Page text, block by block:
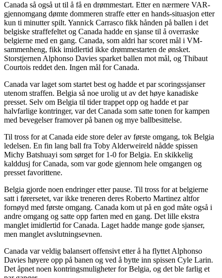
Canada så også ut til å få en drømmestart. Etter en nærmere VAR-
gjennomgang dømte dommeren straffe etter en hands-situasjon etter
kun ti minutter spilt. Yannick Carrasco fikk hånden på ballen i det
belgiske straffefeltet og Canada hadde en sjanse til å overraske
belgierne med en gang. Canada, som aldri har scoret mål i VM-
sammenheng, fikk imidlertid ikke drømmestarten de ønsket.
Storstjernen Alphonso Davies sparket ballen mot mål, og Thibaut
Courtois reddet den. Ingen mål for Canada.
Canada var laget som startet best og hadde et par scoringssjanser
utenom straffen. Belgia så noe urolig ut av det høye kanadiske
presset. Selv om Belgia til tider trappet opp og hadde et par
halvfarlige kontringer, var det Canada som satte tonen for kampen
med bevegelser framover på banen og mye ballbesittelse.
Til tross for at Canada eide store deler av første omgang, tok Belgia
ledelsen. En fin lang ball fra Toby Alderweireld nådde spissen
Michy Batshuayi som sørget for 1-0 for Belgia. En skikkelig
kalddusj for Canada, som var gode gjennom hele omgangen og
presset favorittene.
Belgia gjorde noen endringer etter pause. Til tross for at belgierne
satt i førersetet, var ikke treneren deres Roberto Martinez altfor
fornøyd med første omgang. Canada kom ut på en god måte også i
andre omgang og satte opp farten med en gang. Det lille ekstra
manglet imidlertid for Canada. Laget hadde mange gode sjanser,
men manglet avslutningsevnen.
Canada var veldig balansert offensivt etter å ha flyttet Alphonso
Davies høyere opp på banen og ved å bytte inn spissen Cyle Larin.
Det åpnet noen kontringsmuligheter for Belgia, og det ble farlig et